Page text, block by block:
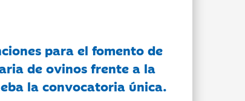
para el fomento de
de ovinos frente a la
la convocatoria única.